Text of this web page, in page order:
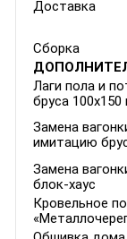
Доставка
Сборка
Лаги пола и
бруса 100х150
Замена
имитацию
Замена
блок-хаус
Кровельное